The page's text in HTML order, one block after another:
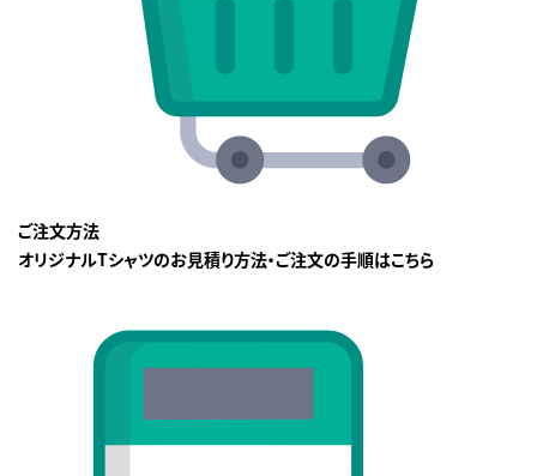
ご注文方法
オリジナルTシャツのお見積り方法・ご注文の手順はこちら